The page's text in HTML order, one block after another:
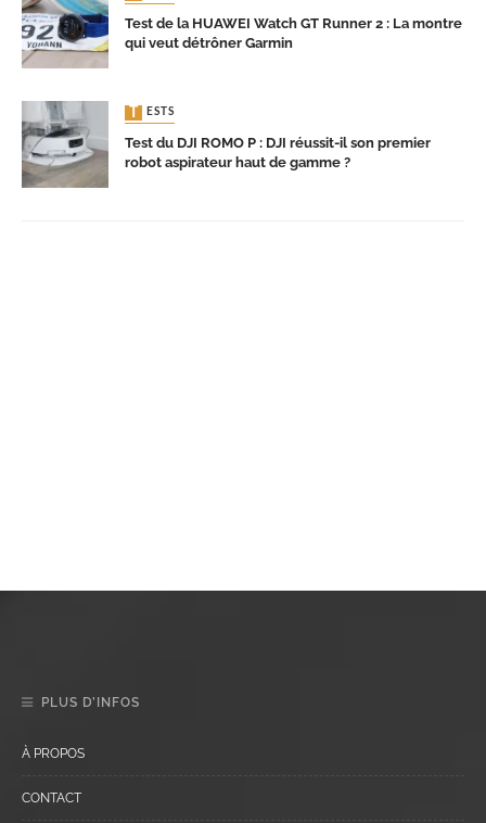
Test de la HUAWEI Watch GT Runner 2 : La montre
qui veut détrôner Garmin
TESTS
Test du DJI ROMO P : DJI réussit-il son premier
robot aspirateur haut de gamme ?
PLUS D’INFOS
À PROPOS
CONTACT